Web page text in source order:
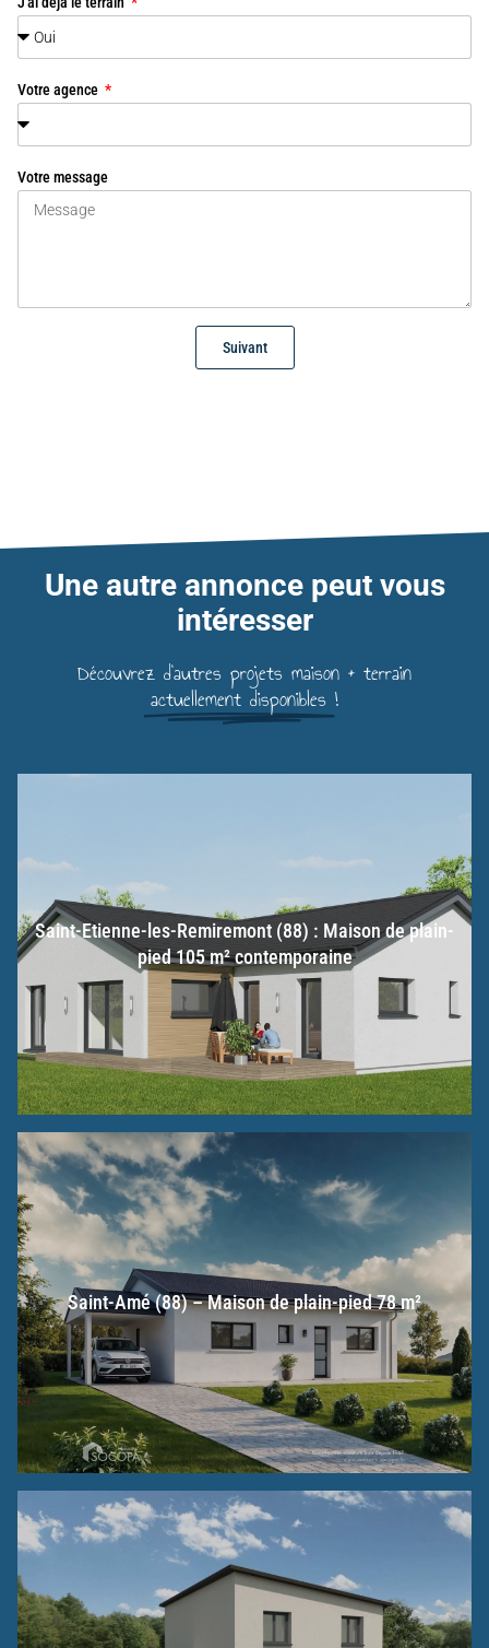
Votre agence
Votre message
Suivant
Une autre annonce peut vous
intéresser
Découvrez d'autres projets maison + terrain
actuellement disponibles !
Saint-Etienne-les-Remiremont (88) : Maison de plain-
pied 105 m² contemporaine
Saint-Amé (88) – Maison de plain-pied 78 m²